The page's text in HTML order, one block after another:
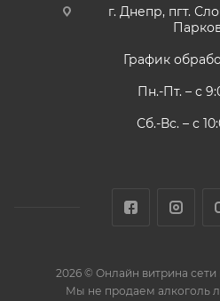
г. Днепр, пгт.
График
Пн.-Пт. – с
Сб.-Вс. – с
2026 © Онлайн витрина сети
Мы не продаем алкоголь